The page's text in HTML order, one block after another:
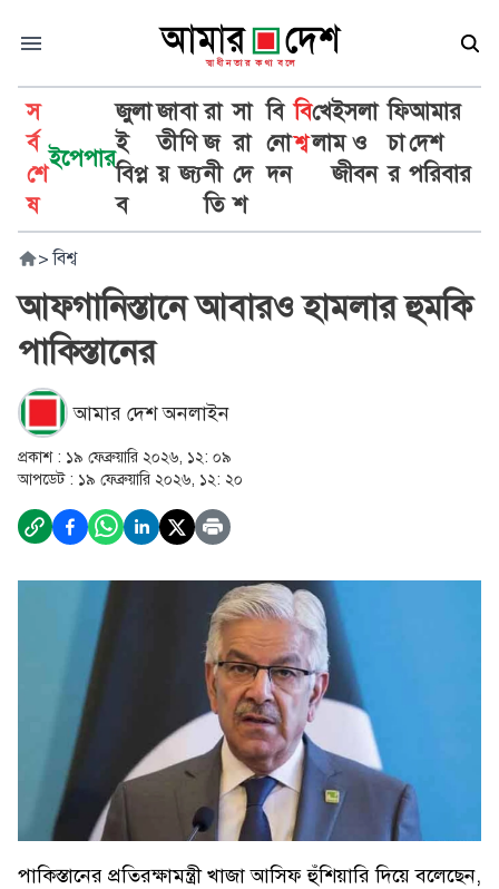
স
র্ব
শে
ষ
ইপেপার
জুলা
ই
বিপ্ল
ব
জা
তী
য়
বা
ণি
জ্য
রা
জ
নী
তি
সা
রা
দে
শ
বি
নো
দন
বি
শ্ব
খে
লা
ইসলা
ম ও
জীবন
ফি
চা
র
আমার
দেশ
পরিবার
> বিশ্ব
আফগানিস্তানে আবারও হামলার হুমকি
পাকিস্তানের
আমার দেশ অনলাইন
প্রকাশ : ১৯ ফেব্রুয়ারি ২০২৬, ১২: ০৯
আপডেট : ১৯ ফেব্রুয়ারি ২০২৬, ১২: ২০
পাকিস্তানের প্রতিরক্ষামন্ত্রী খাজা আসিফ হুঁশিয়ারি দিয়ে বলেছেন,